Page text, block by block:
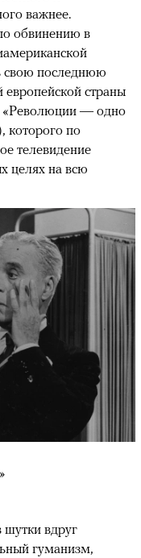
важнее.
обвинению в
свою последнюю
страны
«Революции — одно
которого по
телевидение
целях на всю
вдруг
гуманизм,